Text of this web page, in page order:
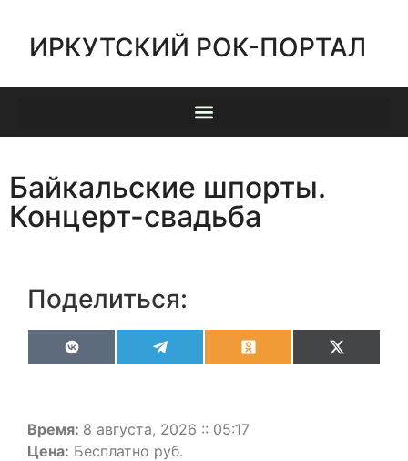
ИРКУТСКИЙ РОК-ПОРТАЛ
Байкальские шпорты.
Концерт-свадьба
Поделиться:
VK OdnoklassnikiX
(Twitter)
Время: 8 августа, 2026 :: 05:17
Цена: Бесплатно руб.